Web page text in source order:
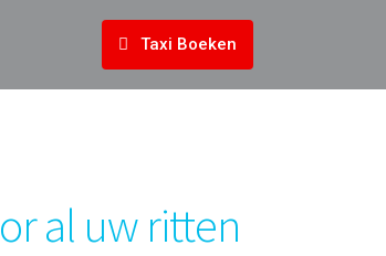
Taxi Boeken
al uw ritten